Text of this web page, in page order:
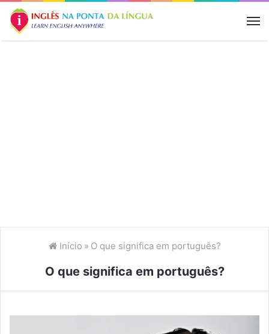
Início » O que significa em português?
O que significa em português?